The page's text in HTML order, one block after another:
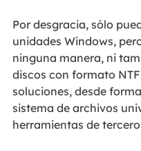
Por desgracia, sólo
unidades Windows,
ninguna manera, ni
discos con formato
soluciones, desde
sistema de archivos
herramientas de